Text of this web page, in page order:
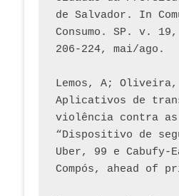
de Salvador. In
Consumo. SP. v.
206-224, mai/ago.
Lemos, A;
Aplicativos de
violência contra as
“Dispositivo de
Uber, 99 e Cabufy-
Compós, ahead of